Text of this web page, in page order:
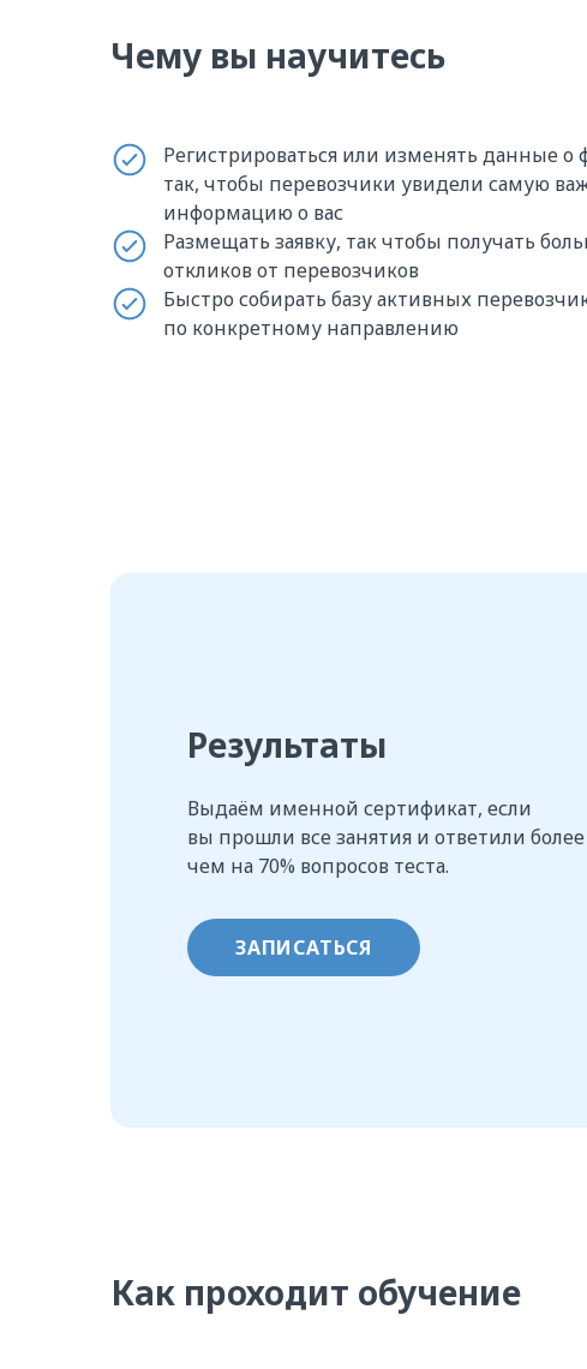
Чему вы научитесь
Регистрироваться или изменять данные о
так, чтобы перевозчики увидели самую
информацию о вас
Размещать заявку, так чтобы получать
откликов от перевозчиков
Быстро собирать базу активных
по конкретному направлению
Результаты
ЗАПИСАТЬСЯ
Выдаём именной сертификат, если
вы прошли все занятия и ответили более
чем на 70% вопросов теста.
Как проходит обучение